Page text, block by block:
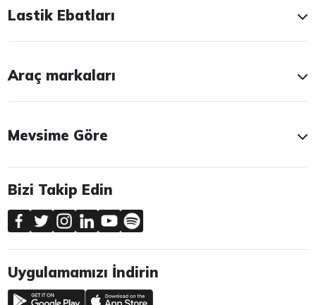
Lastik Ebatları
Araç markaları
Mevsime Göre
Bizi Takip Edin
Uygulamamızı İndirin